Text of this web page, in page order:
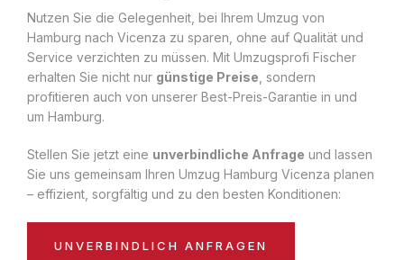
Nutzen Sie die Gelegenheit, bei Ihrem Umzug von
Hamburg nach Vicenza zu sparen, ohne auf Qualität und
Service verzichten zu müssen. Mit Umzugsprofi Fischer
erhalten Sie nicht nur günstige Preise , sondern
profitieren auch von unserer Best-Preis-Garantie in und
um Hamburg.
Stellen Sie jetzt eine unverbindliche Anfrage und lassen
Sie uns gemeinsam Ihren Umzug Hamburg Vicenza planen
– effizient, sorgfältig und zu den besten Konditionen:
UNVERBINDLICH ANFRAGEN